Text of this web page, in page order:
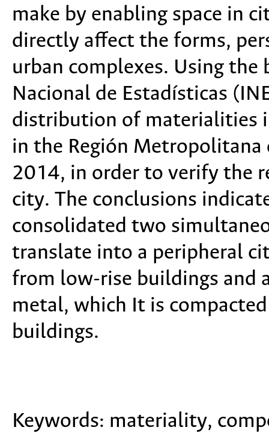
make by enabling space in
directly affect the forms,
urban complexes. Using
Nacional de Estadísticas
distribution of materialities
in the Región Metropolitana
2014, in order to verify the
city. The conclusions
consolidated two
translate into a peripheral
from low-rise buildings and
metal, which It is
buildings.
Keywords: materiality,